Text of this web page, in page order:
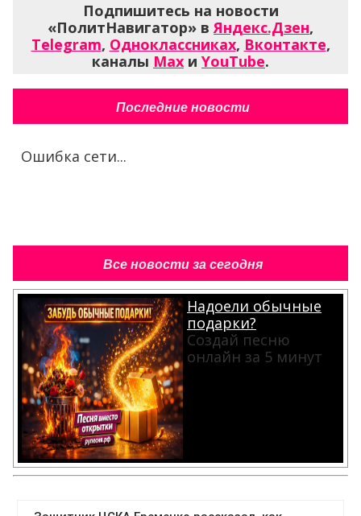
Подпишитесь на новости
«ПолитНавигатор» вЯндекс.Дзен,
Telegram, Одноклассниках, Вконтакте,
каналы Max и YouTube.
Последние новости
Ошибка сети...
Все новости за сегодня
Надоели обычные
подарки?
Создай песню
онлайн за 5 минут